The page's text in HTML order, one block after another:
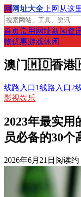
网 网址大全 上网从这
首页常用网址新闻资
物优惠游戏休闲
澳门🇲🇴香港
线路入口1线路入口2
影视娱乐
2023年最实
员必备的30个
2026年6月21日 阅读约